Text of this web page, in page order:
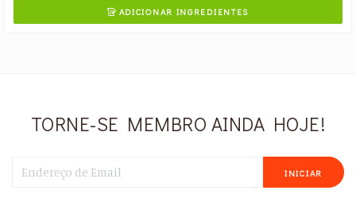
ADICIONAR INGREDIENTES
TORNE-SE MEMBRO AINDA HOJE!
INICIAR